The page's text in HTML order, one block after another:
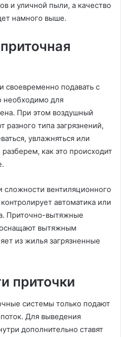
и уличной пыли, а качество
намного выше.
своевременно подавать с
необходимо для
При этом воздушный
разного типа загрязнений,
увлажняться или
как это происходит
сложности вентиляционного
автоматика или
Приточно-вытяжные
вытяжным
из жилья загрязненные
приточки
системы только подают
Для выведения
дополнительно ставят